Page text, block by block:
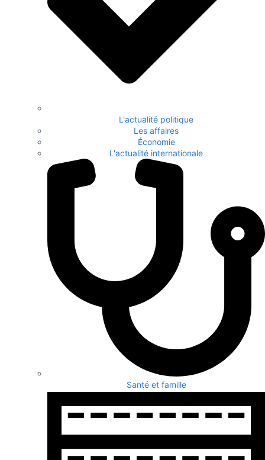
L'actualité politique
Les affaires
Économie
L'actualité internationale
Santé et famille